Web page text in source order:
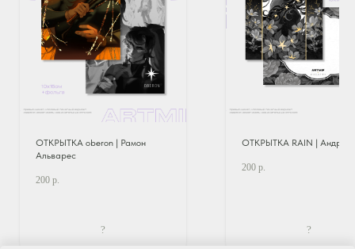
ОТКРЫТКА oberon | Рамон
Альварес
200 р.
?
ОТКРЫТКА RAIN |
200 р.
?